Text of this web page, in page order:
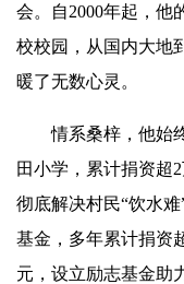
会。自2000年起，他
校校园，从国内大地
暖了无数心灵。
情系桑梓，他始
田小学，累计捐资超
彻底解决村民“饮水
基金，多年累计捐资
元，设立励志基金助